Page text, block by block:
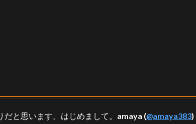
と思います。はじめまして。 amaya (@amaya383)